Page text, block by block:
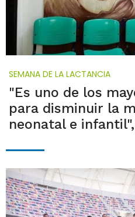
SEMANA DE LA LACTANCIA
"Es uno de los
para disminuir la
neonatal e